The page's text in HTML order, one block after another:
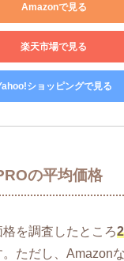
Amazonで見る
楽天市場で見る
ショッピングで見る
の平均価格
を調査したところ
ただし、Amazon